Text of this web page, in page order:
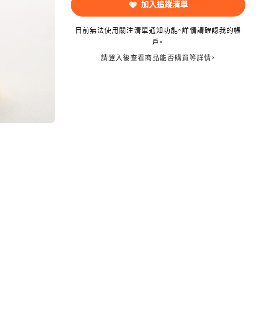
加入追蹤清單
目前無法使用關注清單通知功能。詳情請確認我的帳
戶。
請登入後查看商品能否購買等詳情。